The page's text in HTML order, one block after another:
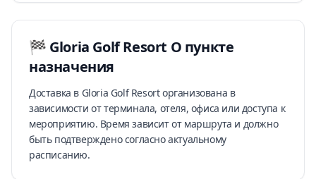
🏁 Gloria Golf Resort О пункте
назначения
Доставка в Gloria Golf Resort организована в
зависимости от терминала, отеля, офиса или доступа к
мероприятию. Время зависит от маршрута и должно
быть подтверждено согласно актуальному
расписанию.